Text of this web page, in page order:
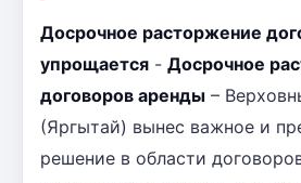
Досрочное расторжение
упрощается - Досрочное
договоров аренды –
(Яргытай) вынес важное и
решение в области